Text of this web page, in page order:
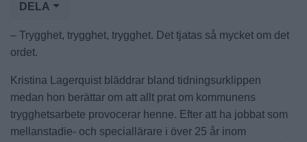
DELA
– Trygghet, trygghet, trygghet. Det tjatas så mycket om det
ordet.
Kristina Lagerquist bläddrar bland tidningsurklippen
medan hon berättar om att allt prat om kommunens
trygghetsarbete provocerar henne. Efter att ha jobbat som
mellanstadie- och speciallärare i över 25 år inom